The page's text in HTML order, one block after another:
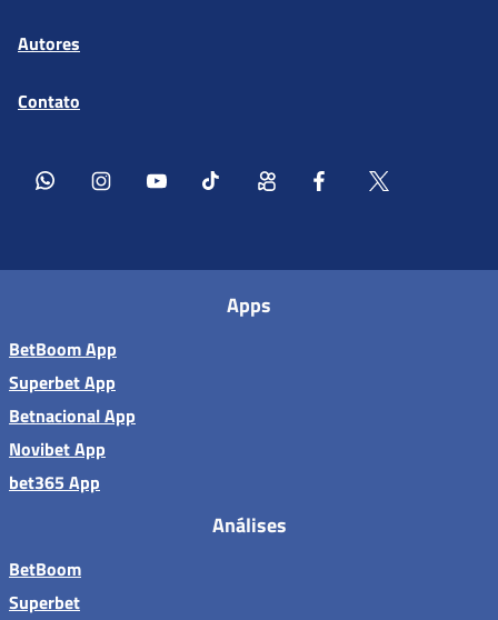
Autores
Contato
Apps
BetBoom App
Superbet App
Betnacional App
Novibet App
bet365 App
Análises
BetBoom
Superbet